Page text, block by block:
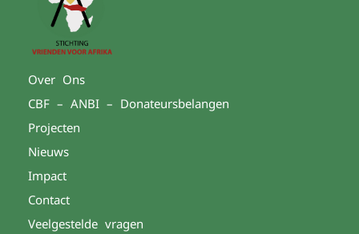
Over Ons
CBF – ANBI – Donateursbelangen
Projecten
Nieuws
Impact
Contact
Veelgestelde vragen